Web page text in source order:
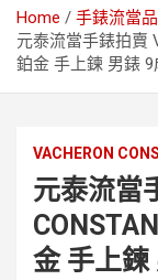
Home
手錶流當品
元泰流當手錶拍賣
鉑金 手上鍊 男錶 9
VACHERON
元泰流當
金 手上鍊